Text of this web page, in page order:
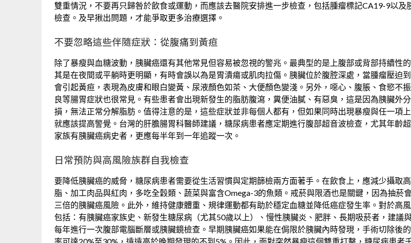
雙重情況，不要再只歸咎於飲食或運動，而應該去醫院安排進一步檢查，包括腫瘤標記CA19-9以及
檢查。及早揪出問題，才能爭取更多治療選擇。
不要忽略這些伴隨症狀：從腹痛到黃疸
除了暴瘦與血糖波動，胰臟癌還有其他常見但容易被忽視的警兆。最典型的是上腹部或背部持續性
其是在夜間或平躺時更明顯，有時會誤以為是胃潰瘍或肌肉拉傷。胰臟位於腹腔深處，當腫瘤壓迫到
會引起黃疸，表現為皮膚和眼白變黃、尿液顏色如茶、大便顏色變淺。另外，噁心、腹脹、食慾不
良等腸胃症狀也很常見。有些患者會出現新發生的脂肪腹瀉，糞便油膩、有惡臭，這是因為胰臟外
損，無法正常分解脂肪。值得注意的是，這些症狀並非每個人都有，但如果同時出現暴瘦與任一項上
就應該提高警覺。台灣的肝膽腸胃科醫師建議，糖尿病患者應定期進行腹部超音波檢查，尤其年齡
家族有胰臟癌病史者，更應每半年到一年追蹤一次。
日常預防與高風險族群自我檢查
要降低胰臟癌的威脅，糖尿病患者需要從生活習慣與定期篩檢兩方面著手。在飲食上，應減少攝取
脂、加工肉品與紅肉，多吃全穀類、蔬菜與富含Omega-3的魚類。戒菸與限酒也是關鍵，因為抽菸
三倍的胰臟癌風險。此外，維持健康體重、規律運動都有助於穩定血糖並降低癌症發生率。對於高風
包括：有胰臟癌家族史、新發生糖尿病（尤其50歲以上）、慢性胰臟炎、肥胖、長期吸菸者，建議
每年進行一次腹部電腦斷層或胰臟鏡檢查。早期胰臟癌如果能在侷限於胰臟內時發現，手術切除後